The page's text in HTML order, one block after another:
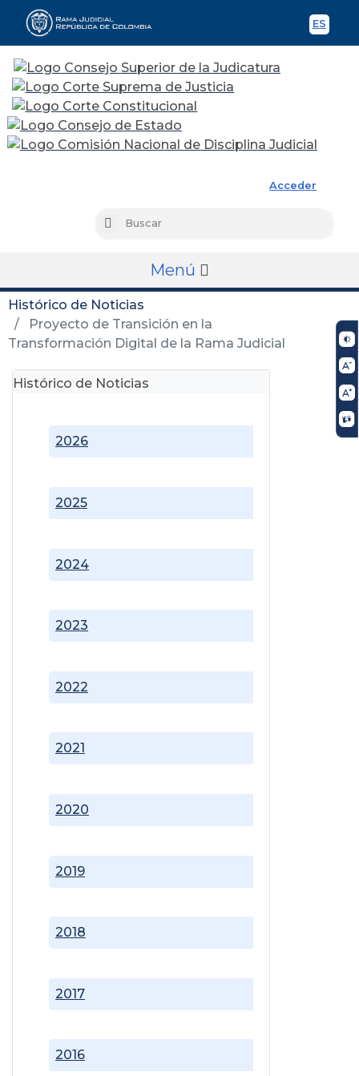
ES
Acceder
Buscar
Menú
Histórico de Noticias
Proyecto de Transición en la
Transformación Digital de la Rama Judicial
Histórico de Noticias
2016
2017
2018
2019
2020
2021
2022
2023
2024
2025
2026